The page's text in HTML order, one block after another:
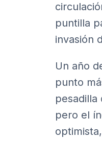
puntilla
invasión
Un año
punto
pero el